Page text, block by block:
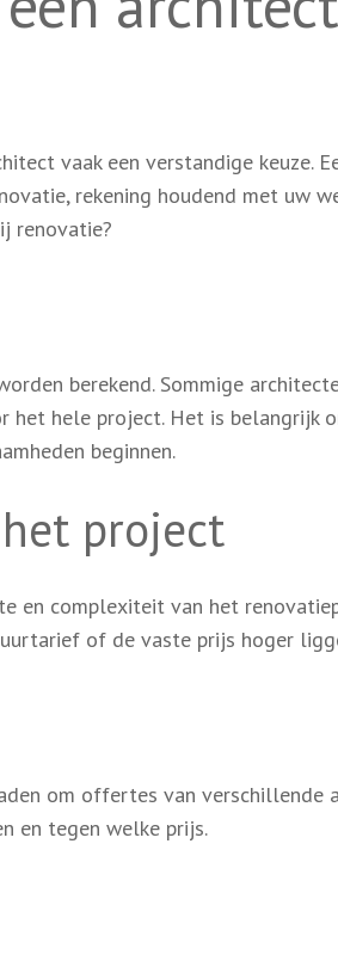
vaak een verstandige keuze.
rekening houdend met uw
renovatie?
berekend. Sommige
het hele project. Het is belangrijk
beginnen.
project
en complexiteit van het
of de vaste prijs hoger
om offertes van verschillende
en tegen welke prijs.